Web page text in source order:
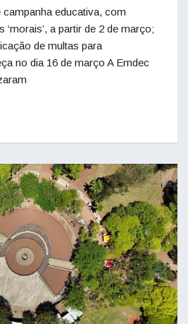
campanha educativa, com
‘morais’, a partir de 2 de março;
de multas para
no dia 16 de março A Emdec